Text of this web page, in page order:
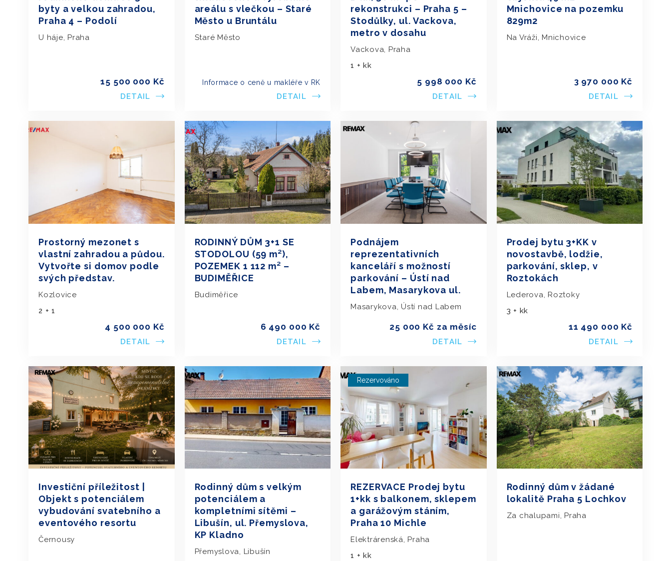
byty a velkou zahradou,
Praha 4 – Podolí
U háje, Praha
15 500 000 Kč
DETAIL
areálu s vlečkou – Staré
Město u Bruntálu
Staré Město
Informace o ceně u makléře v RK
DETAIL
rekonstrukci – Praha 5 –
Stodůlky, ul. Vackova,
metro v dosahu
Vackova, Praha
1 + kk
5 998 000 Kč
DETAIL
Mnichovice na pozemku
829m2
Na Vráži, Mnichovice
3 970 000 Kč
DETAIL
Prostorný mezonet s
vlastní zahradou a půdou.
Vytvořte si domov podle
svých představ.
Kozlovice
2 + 1
4 500 000 Kč
DETAIL
RODINNÝ DŮM 3+1 SE
STODOLOU (59 m²),
POZEMEK 1 112 m² –
BUDIMĚŘICE
Budiměřice
6 490 000 Kč
DETAIL
Podnájem
reprezentativních
kanceláří s možností
parkování – Ústí nad
Labem, Masarykova ul.
Masarykova, Ústí nad Labem
25 000 Kč za měsíc
DETAIL
Prodej bytu 3+KK v
novostavbě, lodžie,
parkování, sklep, v
Roztokách
Lederova, Roztoky
3 + kk
11 490 000 Kč
DETAIL
Investiční příležitost |
Objekt s potenciálem
vybudování svatebního a
eventového resortu
Černousy
Rodinný dům s velkým
potenciálem a
kompletními sítěmi –
Libušín, ul. Přemyslova,
KP Kladno
Přemyslova, Libušín
Rezervováno
REZERVACE Prodej bytu
1+kk s balkonem, sklepem
a garážovým stáním,
Praha 10 Michle
Elektrárenská, Praha
1 + kk
Rodinný dům v žádané
lokalitě Praha 5 Lochkov
Za chalupami, Praha